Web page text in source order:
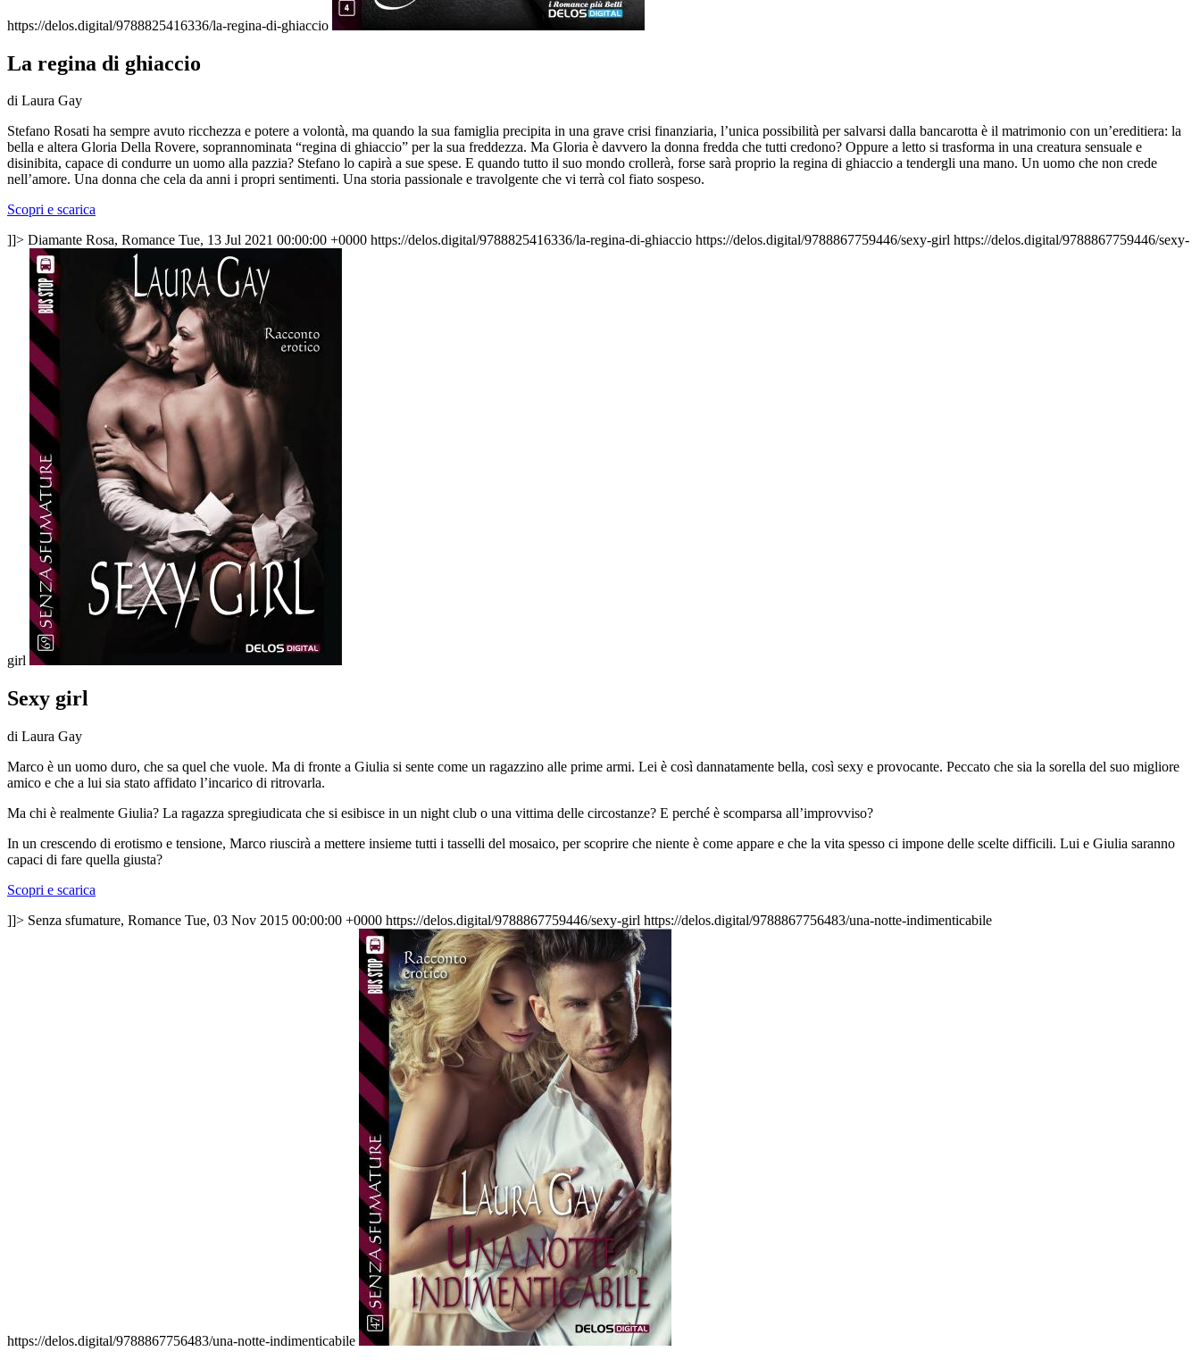
https://delos.digital/9788825416336/la-regina-di-ghiaccio
La regina di ghiaccio
di Laura Gay
Stefano Rosati ha sempre avuto ricchezza e potere a volontà, ma quando la sua famiglia precipita in una grave crisi finanziaria, l’unica possibilità per salvarsi dalla bancarotta è il matrimonio con un’ereditiera: la
bella e altera Gloria Della Rovere, soprannominata “regina di ghiaccio” per la sua freddezza. Ma Gloria è davvero la donna fredda che tutti credono? Oppure a letto si trasforma in una creatura sensuale e
disinibita, capace di condurre un uomo alla pazzia? Stefano lo capirà a sue spese. E quando tutto il suo mondo crollerà, forse sarà proprio la regina di ghiaccio a tendergli una mano. Un uomo che non crede
nell’amore. Una donna che cela da anni i propri sentimenti. Una storia passionale e travolgente che vi terrà col fiato sospeso.
Scopri e scarica
]]> Diamante Rosa, Romance Tue, 13 Jul 2021 00:00:00 +0000 https://delos.digital/9788825416336/la-regina-di-ghiaccio https://delos.digital/9788867759446/sexy-girl https://delos.digital/9788867759446/sexy-
girl
Sexy girl
di Laura Gay
Marco è un uomo duro, che sa quel che vuole. Ma di fronte a Giulia si sente come un ragazzino alle prime armi. Lei è così dannatamente bella, così sexy e provocante. Peccato che sia la sorella del suo migliore
amico e che a lui sia stato affidato l’incarico di ritrovarla.
Ma chi è realmente Giulia? La ragazza spregiudicata che si esibisce in un night club o una vittima delle circostanze? E perché è scomparsa all’improvviso?
In un crescendo di erotismo e tensione, Marco riuscirà a mettere insieme tutti i tasselli del mosaico, per scoprire che niente è come appare e che la vita spesso ci impone delle scelte difficili. Lui e Giulia saranno
capaci di fare quella giusta?
Scopri e scarica
]]> Senza sfumature, Romance Tue, 03 Nov 2015 00:00:00 +0000 https://delos.digital/9788867759446/sexy-girl https://delos.digital/9788867756483/una-notte-indimenticabile
https://delos.digital/9788867756483/una-notte-indimenticabile